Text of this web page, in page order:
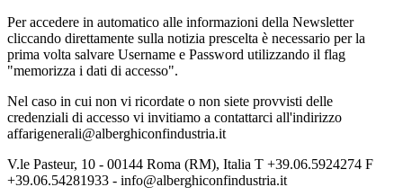
Per accedere in automatico alle informazioni della Newsletter
cliccando direttamente sulla notizia prescelta è necessario per la
prima volta salvare Username e Password utilizzando il flag
"memorizza i dati di accesso".
Nel caso in cui non vi ricordate o non siete provvisti delle
credenziali di accesso vi invitiamo a contattarci all'indirizzo
affarigenerali@alberghiconfindustria.it
V.le Pasteur, 10 - 00144 Roma (RM), Italia T +39.06.5924274 F
+39.06.54281933 - info@alberghiconfindustria.it